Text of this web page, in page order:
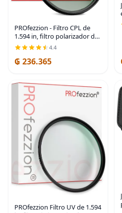
PROfezzion - Filtro CPL de
1.594 in, filtro polarizador de
lente de cámara para lente de
1.594 in | for Sony ZV-E10 II
ZVE10 ZV-1F A6700 A6500
4.4
₲ 236.365
PROfezzion Filtro UV de 1.594